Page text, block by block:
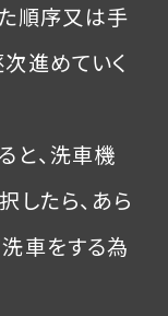
順序又は手
進めていく
と、洗車機
したら、あら
車をする為